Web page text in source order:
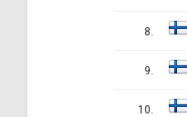
8.
9.
10.